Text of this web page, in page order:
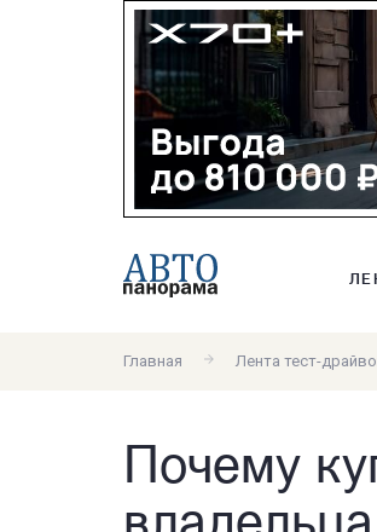
Главная Лента тест-
Почему